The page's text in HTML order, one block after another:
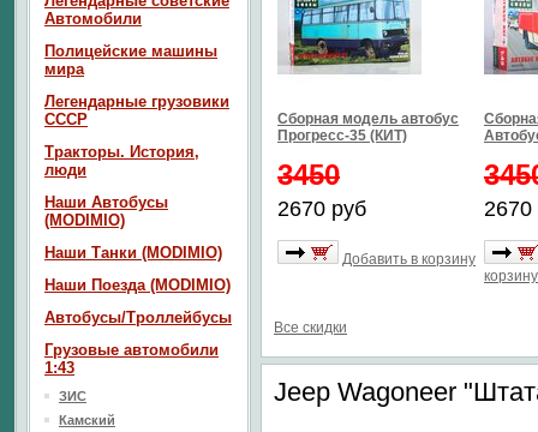
Сборная модель автобус
Прогресс-35 (КИТ)
3450
2670 руб
Добавить в корзину
2670
корзину
Все скидки
Jeep Wagoneer
Автомобили
Полицейские машины
мира
Легендарные грузовики
СССР
Тракторы. История,
люди
Наши Автобусы
(MODIMIO)
Наши Танки (MODIMIO)
Наши Поезда (MODIMIO)
Автобусы/Троллейбусы
Грузовые автомобили
1:43
ЗИС
Камский